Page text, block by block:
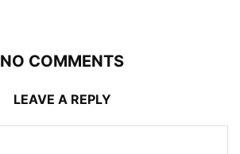
NO COMMENTS
LEAVE A REPLY